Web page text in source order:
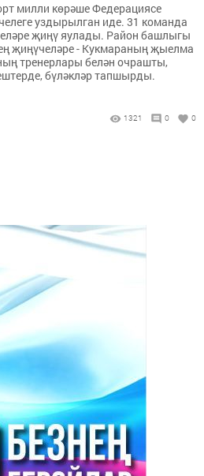
милли көрәше Федерациясе
уздырылган иде. 31 команда
җиңү яулады. Район башлыгы
җиңүчеләре - Кукмараның җыелма
тренерлары белән очрашты,
бүләкләр тапшырды.
1321 0 0